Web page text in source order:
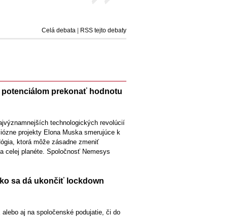
Celá debata | RSS tejto debaty
prekonať hodnotu
technologických revolúcií
projekty Elona Muska smerujúce k
ktorá môže zásadne zmeniť
celej planéte. Spoločnosť Nemesys
sa dá ukončiť lockdown
aj na spoločenské podujatie, či do